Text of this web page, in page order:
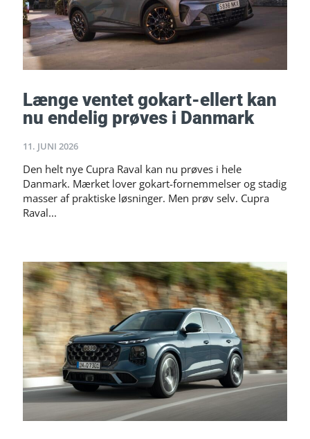
Længe ventet gokart-ellert kan
nu endelig prøves i Danmark
11. JUNI 2026
Den helt nye Cupra Raval kan nu prøves i hele
Danmark. Mærket lover gokart-fornemmelser og stadig
masser af praktiske løsninger. Men prøv selv. Cupra
Raval...